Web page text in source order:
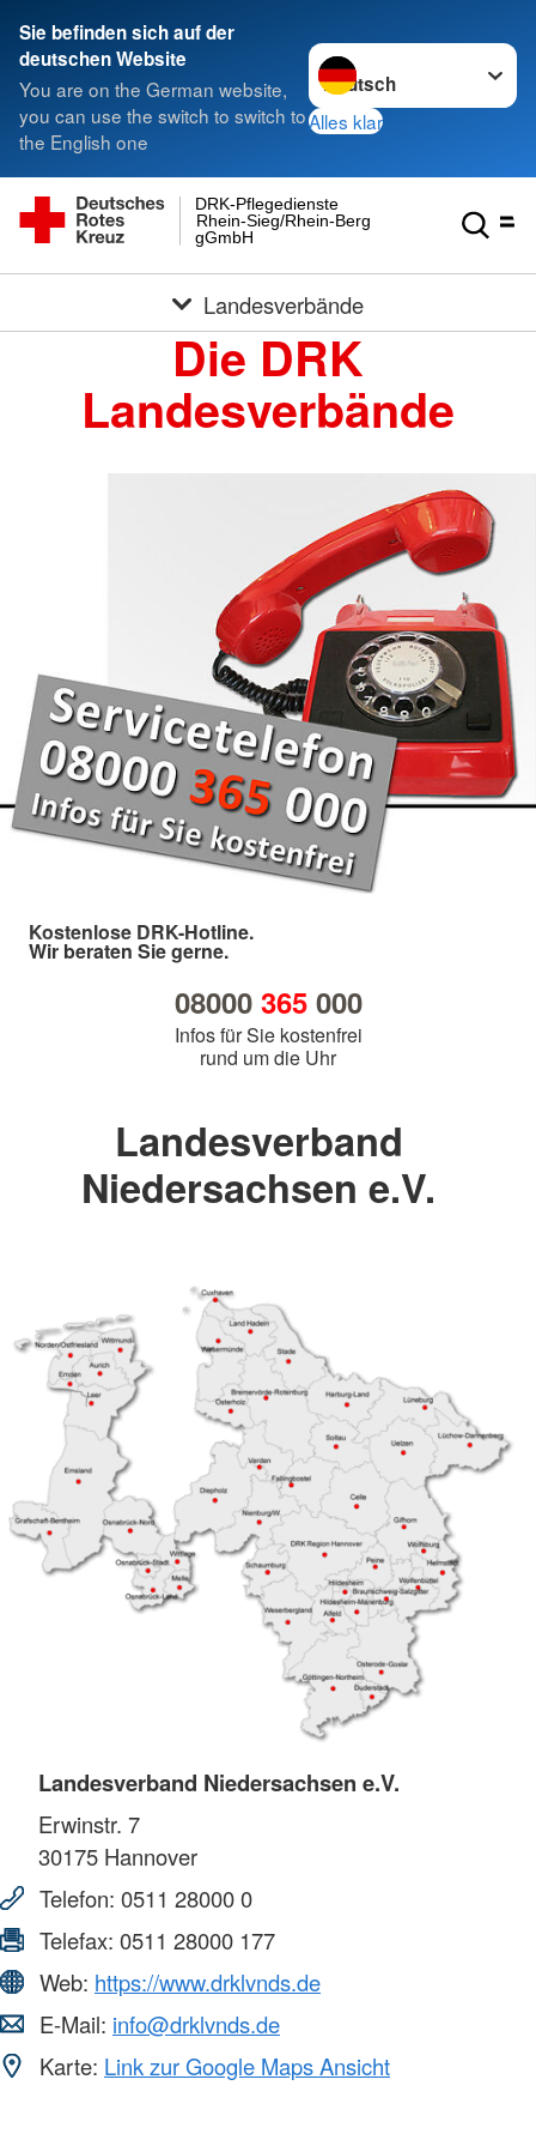
Sie befinden sich auf der
deutschen Website
You are on the German website,
you can use the switch to switch to
the English one
Sprache wechseln zu
Alles klar
gGmbH
Rhein-Sieg/Rhein-Berg
DRK-Pflegedienste
Landesverbände
Die DRK
Landesverbände
Kostenlose DRK-Hotline.
Wir beraten Sie gerne.
08000 365000
Infos für Sie kostenfrei
rund um die Uhr
Landesverband
Niedersachsen e.V.
Landesverband Niedersachsen e.V.
Erwinstr. 7
30175 Hannover
Telefon: 0511 28000 0
Telefax: 0511 28000 177
Web: https://www.drklvnds.de
E-Mail: info@drklvnds.de
Karte: Link zur Google Maps Ansicht